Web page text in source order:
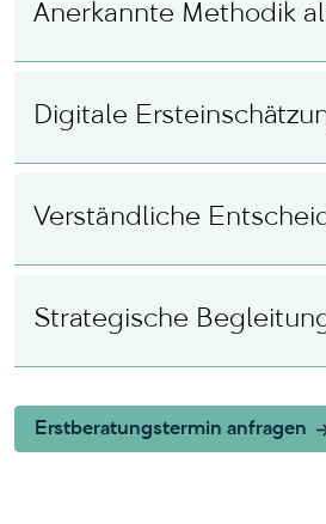
Anerkannte Methodik
Digitale
Verständliche
Strategische
Erstberatungstermin anfragen